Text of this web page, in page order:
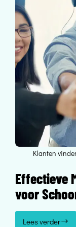
Klanten
Effectieve
voor
Lees verder